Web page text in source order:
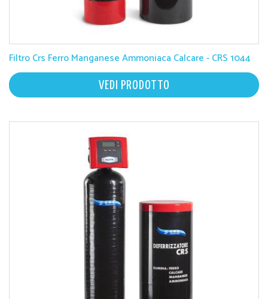
Filtro Crs Ferro Manganese Ammoniaca Calcare - CRS 1044
VEDI PRODOTTO